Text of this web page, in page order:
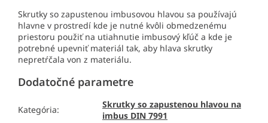
Skrutky so zapustenou imbusovou hlavou sa používajú
hlavne v prostredí kde je nutné kvôli obmedzenému
priestoru použiť na utiahnutie imbusový kľúč a kde je
potrebné upevniť materiál tak, aby hlava skrutky
nepretŕčala von z materiálu.
Dodatočné parametre
Kategória:
Skrutky so zapustenou hlavou na
imbus DIN 7991